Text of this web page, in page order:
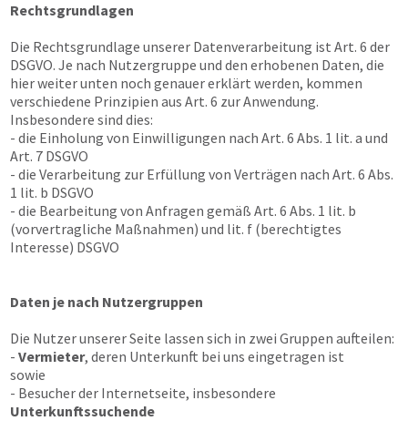
Rechtsgrundlagen
Die Rechtsgrundlage unserer Datenverarbeitung ist Art. 6 der
DSGVO. Je nach Nutzergruppe und den erhobenen Daten, die
hier weiter unten noch genauer erklärt werden, kommen
verschiedene Prinzipien aus Art. 6 zur Anwendung.
Insbesondere sind dies:
- die Einholung von Einwilligungen nach Art. 6 Abs. 1 lit. a und
Art. 7 DSGVO
- die Verarbeitung zur Erfüllung von Verträgen nach Art. 6 Abs.
1 lit. b DSGVO
- die Bearbeitung von Anfragen gemäß Art. 6 Abs. 1 lit. b
(vorvertragliche Maßnahmen) und lit. f (berechtigtes
Interesse) DSGVO
Daten je nach Nutzergruppen
Die Nutzer unserer Seite lassen sich in zwei Gruppen aufteilen:
- Vermieter, deren Unterkunft bei uns eingetragen ist
sowie
- Besucher der Internetseite, insbesondere
Unterkunftssuchende